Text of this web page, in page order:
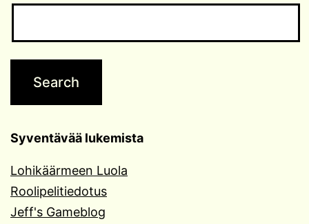
Syventävää lukemista
Lohikäärmeen Luola
Roolipelitiedotus
Jeff's Gameblog